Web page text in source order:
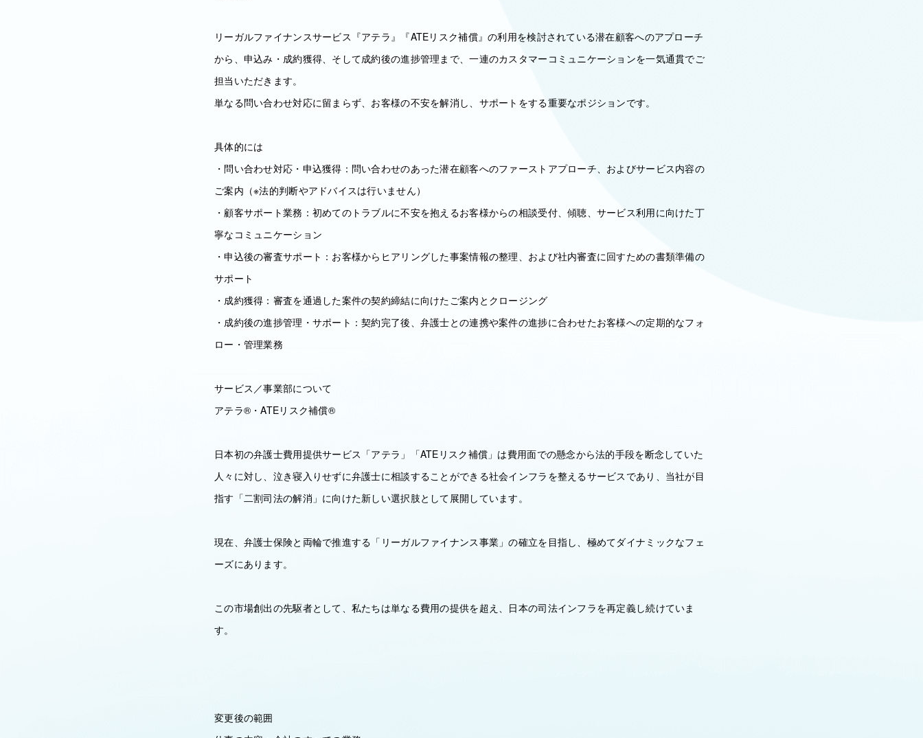
リーガルファイナンスサービス『アテラ』『ATEリスク補償』の利用を検討されている潜在顧客へのアプローチ
から、申込み・成約獲得、そして成約後の進捗管理まで、一連のカスタマーコミュニケーションを一気通貫でご
担当いただきます。
単なる問い合わせ対応に留まらず、お客様の不安を解消し、サポートをする重要なポジションです。
具体的には
・問い合わせ対応・申込獲得：問い合わせのあった潜在顧客へのファーストアプローチ、およびサービス内容の
ご案内（※法的判断やアドバイスは行いません）
・顧客サポート業務：初めてのトラブルに不安を抱えるお客様からの相談受付、傾聴、サービス利用に向けた丁
寧なコミュニケーション
・申込後の審査サポート：お客様からヒアリングした事案情報の整理、および社内審査に回すための書類準備の
サポート
・成約獲得：審査を通過した案件の契約締結に向けたご案内とクロージング
・成約後の進捗管理・サポート：契約完了後、弁護士との連携や案件の進捗に合わせたお客様への定期的なフォ
ロー・管理業務
サービス／事業部について
アテラ®︎・ATEリスク補償®︎
日本初の弁護士費用提供サービス「アテラ」「ATEリスク補償」は費用面での懸念から法的手段を断念していた
人々に対し、泣き寝入りせずに弁護士に相談することができる社会インフラを整えるサービスであり、当社が目
指す「二割司法の解消」に向けた新しい選択肢として展開しています。
現在、弁護士保険と両輪で推進する「リーガルファイナンス事業」の確立を目指し、極めてダイナミックなフェ
ーズにあります。
この市場創出の先駆者として、私たちは単なる費用の提供を超え、日本の司法インフラを再定義し続けていま
す。
変更後の範囲